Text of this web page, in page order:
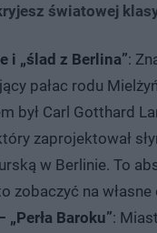
światowej
i „ślad z Berlina”:
pałac rodu
był Carl Gotthard
zaprojektował
w Berlinie. To
zobaczyć na własne
„Perła Baroku”: